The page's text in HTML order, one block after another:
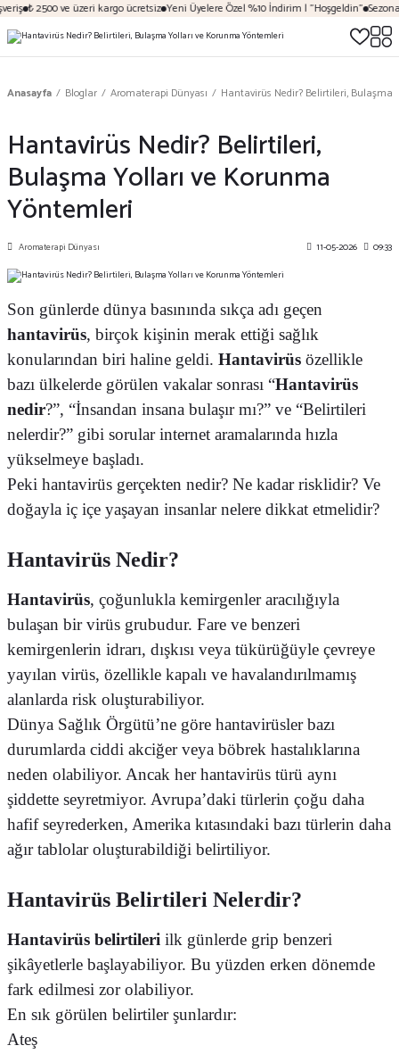
₺ 2500 ve üzeri kargo ücretsiz Yeni Üyelere Özel %10 İndirim | "Hoşgeldin" Sezona
Anasayfa Bloglar Aromaterapi Dünyası Hantavirüs Nedir? Belirtileri, Bulaşma
Hantavirüs Nedir? Belirtileri,
Bulaşma Yolları ve Korunma
Yöntemleri
Aromaterapi Dünyası 11-05-2026 09:33
Son günlerde dünya basınında sıkça adı geçen
hantavirüs, birçok kişinin merak ettiği sağlık
konularından biri haline geldi. Hantavirüs özellikle
bazı ülkelerde görülen vakalar sonrası “Hantavirüs
nedir?”, “İnsandan insana bulaşır mı?” ve “Belirtileri
nelerdir?” gibi sorular internet aramalarında hızla
yükselmeye başladı.
Peki hantavirüs gerçekten nedir? Ne kadar risklidir? Ve
doğayla iç içe yaşayan insanlar nelere dikkat etmelidir?
Hantavirüs Nedir?
Hantavirüs, çoğunlukla kemirgenler aracılığıyla
bulaşan bir virüs grubudur. Fare ve benzeri
kemirgenlerin idrarı, dışkısı veya tükürüğüyle çevreye
yayılan virüs, özellikle kapalı ve havalandırılmamış
alanlarda risk oluşturabiliyor.
Dünya Sağlık Örgütü’ne göre hantavirüsler bazı
durumlarda ciddi akciğer veya böbrek hastalıklarına
neden olabiliyor. Ancak her hantavirüs türü aynı
şiddette seyretmiyor. Avrupa’daki türlerin çoğu daha
hafif seyrederken, Amerika kıtasındaki bazı türlerin daha
ağır tablolar oluşturabildiği belirtiliyor.
Hantavirüs Belirtileri Nelerdir?
Hantavirüs belirtileri ilk günlerde grip benzeri
şikâyetlerle başlayabiliyor. Bu yüzden erken dönemde
fark edilmesi zor olabiliyor.
En sık görülen belirtiler şunlardır:
Ateş